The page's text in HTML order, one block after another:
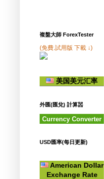
複盤大師 ForexTester
(免費.試用版 下載 ↓)
美国美元汇率
外匯(匯兌) 計算噐
Currency Converter
USD匯率(每日更新)
American Dollar
Exchange Rate